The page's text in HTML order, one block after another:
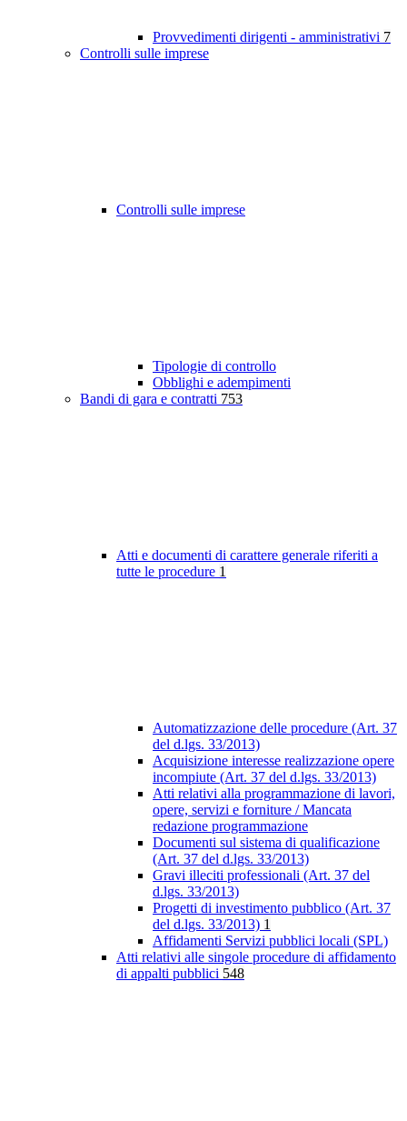
Provvedimenti dirigenti - amministrativi 7
Controlli sulle imprese
Controlli sulle imprese
Tipologie di controllo
Obblighi e adempimenti
Bandi di gara e contratti 753
Atti e documenti di carattere generale riferiti a
tutte le procedure 1
Automatizzazione delle procedure (Art. 37
del d.lgs. 33/2013)
Acquisizione interesse realizzazione opere
incompiute (Art. 37 del d.lgs. 33/2013)
Atti relativi alla programmazione di lavori,
opere, servizi e forniture / Mancata
redazione programmazione
Documenti sul sistema di qualificazione
(Art. 37 del d.lgs. 33/2013)
Gravi illeciti professionali (Art. 37 del
d.lgs. 33/2013)
Progetti di investimento pubblico (Art. 37
del d.lgs. 33/2013) 1
Affidamenti Servizi pubblici locali (SPL)
Atti relativi alle singole procedure di affidamento
di appalti pubblici 548